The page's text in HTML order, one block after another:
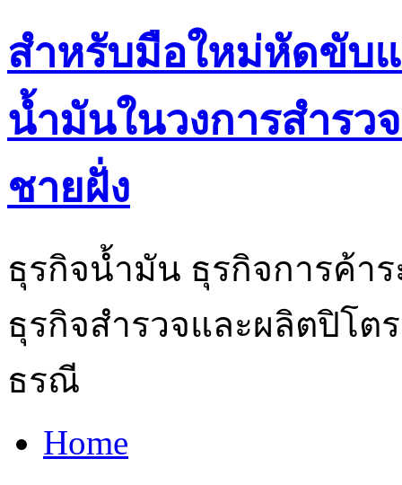
สำหรับมือใหม่หัดขับ
น้ำมันในวงการสำรว
ชายฝั่ง
ธุรกิจน้ำมัน ธุรกิจการค้า
ธุรกิจสำรวจและผลิตปิโต
ธรณี
Home